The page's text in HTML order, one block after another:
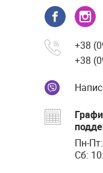
+38
+38
Пн-
Сб: